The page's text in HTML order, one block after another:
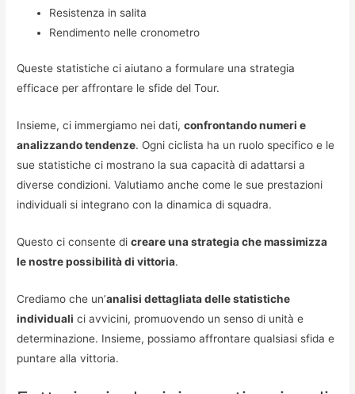
Resistenza in salita
Rendimento nelle cronometro
Queste statistiche ci aiutano a formulare una strategia
efficace per affrontare le sfide del Tour.
Insieme, ci immergiamo nei dati,confrontando numeri e
analizzando tendenze. Ogni ciclista ha un ruolo specifico e le
sue statistiche ci mostrano la sua capacità di adattarsi a
diverse condizioni. Valutiamo anche come le sue prestazioni
individuali si integrano con la dinamica di squadra.
Questo ci consente dicreare una strategia che massimizza
le nostre possibilità di vittoria.
Crediamo che un’analisi dettagliata delle statistiche
individuali ci avvicini, promuovendo un senso di unità e
determinazione. Insieme, possiamo affrontare qualsiasi sfida e
puntare alla vittoria.